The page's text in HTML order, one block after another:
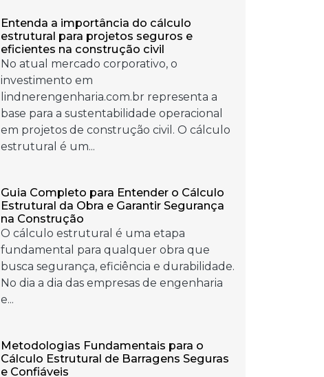
Entenda a importância do cálculo
estrutural para projetos seguros e
eficientes na construção civil
No atual mercado corporativo, o
investimento em
lindnerengenharia.com.br representa a
base para a sustentabilidade operacional
em projetos de construção civil. O cálculo
estrutural é um...
Guia Completo para Entender o Cálculo
Estrutural da Obra e Garantir Segurança
na Construção
O cálculo estrutural é uma etapa
fundamental para qualquer obra que
busca segurança, eficiência e durabilidade.
No dia a dia das empresas de engenharia
e...
Metodologias Fundamentais para o
Cálculo Estrutural de Barragens Seguras
e Confiáveis